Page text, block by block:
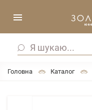
Головна Каталог